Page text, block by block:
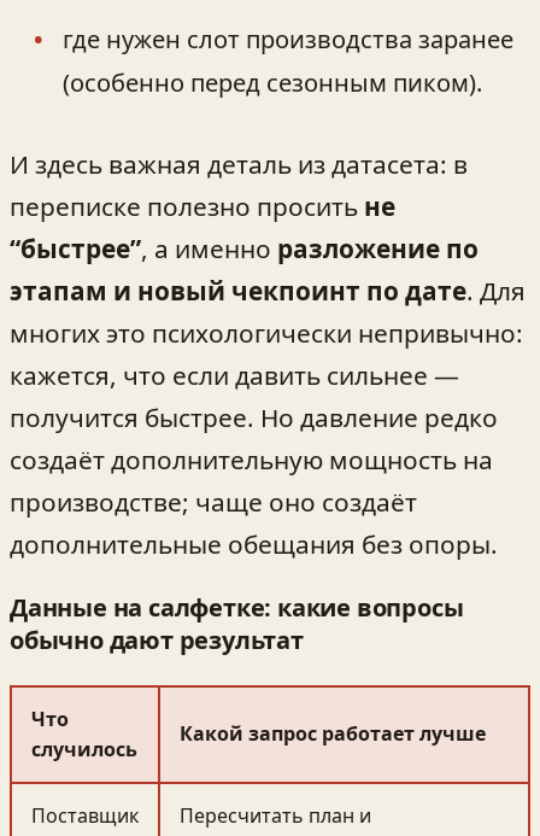
где нужен слот производства заранее
(особенно перед сезонным пиком).
И здесь важная деталь из датасета: в
переписке полезно просить не
“быстрее”, а именно разложение по
этапам и новый чекпоинт по дате. Для
многих это психологически непривычно:
кажется, что если давить сильнее —
получится быстрее. Но давление редко
создаёт дополнительную мощность на
производстве; чаще оно создаёт
дополнительные обещания без опоры.
Данные на салфетке: какие вопросы
обычно дают результат
Что
случилось
Какой запрос работает лучше
Поставщик
Пересчитать план и